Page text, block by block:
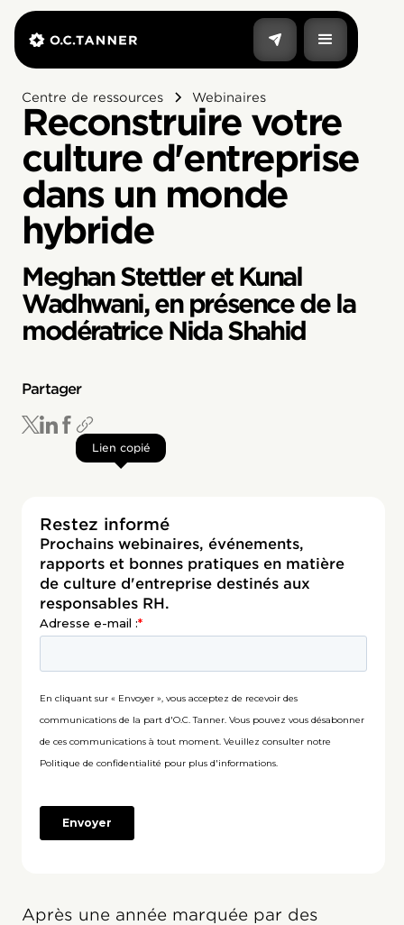
Centre de ressources Webinaires
Reconstruire votre
culture d'entreprise
dans un monde
hybride
Meghan Stettler et Kunal
Wadhwani, en présence de la
modératrice Nida Shahid
Partager
Lien copié
Restez informé
Prochains webinaires, événements,
rapports et bonnes pratiques en matière
de culture d'entreprise destinés aux
responsables RH.
Après une année marquée par des